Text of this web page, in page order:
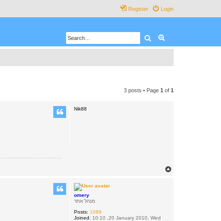
Login
Register
Search
3 posts • Page 1 of 1
Nik88
omery
מנהל אתר
Posts: 1089
Joined: 10:10 ,20 January 2010, Wed